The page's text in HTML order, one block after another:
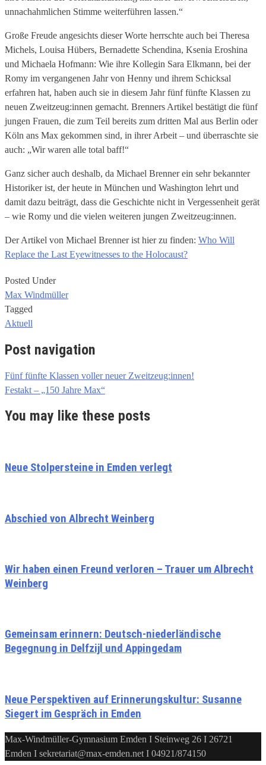
unnachahmlichen Stimme weiterführen lassen.“
Große Freude angesichts dieser Worte herrschte auch bei Theresa
Michels, Louisa Hübers, Bernadette Schendina, Ksenia Eroshina
und Michaela Hofmann: Wie ihre Kollegin Sara Elkmann, bei der
Romy im vergangenen Jahr von Henny und ihrem Schicksal
erfahren hat, haben auch sie in diesem Jahr fünf fünfte Klassen zu
neuen Zweitzeug:innen gemacht. Brenners Artikel bestätigt die fünf
jungen Frauen, die zum Teil bereits zum dritten Mal aus Berlin oder
Köln ans Max gekommen sind, in ihrer Arbeit – und überraschte sie
auch: „Wir waren alle total baff!“
Ganz sicher auch deshalb, da Michael Brenner ein sehr bekannter
Historiker ist, der heute in München und Washington lehrt und
damit dazu beiträgt, dass die Geschichte nicht in Vergessenheit gerät
– wie Romy und die vielen weiteren jungen Zweitzeug:innen.
Der Artikel von Michael Brenner ist hier zu finden: Who Will
Replace the Last Eyewitnesses to the Holocaust?
Posted Under
Max Windmüller
Tagged
Aktuell
Post navigation
Fünf fünfte Klassen voller neuer Zweitzeug:innen!
Festakt – „150 Jahre Max“
You may like these posts
Neue Stolpersteine in Emden verlegt
Abschied von Albrecht Weinberg
Wir haben einen Freund verloren – Trauer um Albrecht
Weinberg
Gemeinsam erinnern: Deutsch-niederländische
Begegnung in Delfzijl und Appingedam
Neue Perspektiven auf Erinnerungskultur: Susanne
Siegert im Gespräch in Emden
Max-Windmüller-Gymnasium Emden I Steinweg 26 I 26721
Emden I sekretariat@max-emden.net I 04921/874150